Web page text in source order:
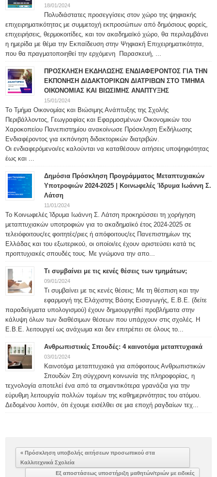
18/01/2024
Πολυδιάστατες προσεγγίσεις στον χώρο της ψηφιακής
επιχειρηματικότητας με συμμετοχή εκπροσώπων από δημόσιους φορείς,
επιχειρήσεις, θερμοκοιτίδες, και τον ακαδημαϊκό χώρο, θα περιλαμβάνει
η ημερίδα με θέμα την Εκπαίδευση στην Ψηφιακή Επιχειρηματικότητα,
που θα πραγματοποιηθεί την ερχόμενη Παρασκευή, ...
ΠΡΟΣΚΛΗΣΗ ΕΚΔΗΛΩΣΗΣ ΕΝΔΙΑΦΕΡΟΝΤΟΣ ΓΙΑ ΤΗΝ
ΕΚΠΟΝΗΣΗ ΔΙΔΑΚΤΟΡΙΚΩΝ ΔΙΑΤΡΙΒΩΝ ΣΤΟ ΤΜΗΜΑ
ΟΙΚΟΝΟΜΙΑΣ ΚΑΙ ΒΙΩΣΙΜΗΣ ΑΝΑΠΤΥΞΗΣ
15/01/2024
Το Τμήμα Οικονομίας και Βιώσιμης Ανάπτυξης της Σχολής
Περιβάλλοντος, Γεωγραφίας και Εφαρμοσμένων Οικονομικών του
Χαροκοπείου Πανεπιστημίου ανακοίνωσε Πρόσκληση Εκδήλωσης
Ενδιαφέροντος για εκπόνηση διδακτορικών διατριβών.
Οι ενδιαφερόμενοι/ες καλούνται να καταθέσουν αιτήσεις υποψηφιότητας
έως και ...
Δημόσια Πρόσκληση Προγράμματος Μεταπτυχιακών
Υποτροφιών 2024-2025 | Κοινωφελές Ίδρυμα Ιωάννη Σ.
Λάτση
11/01/2024
Το Κοινωφελές Ίδρυμα Ιωάννη Σ. Λάτση προκηρύσσει τη χορήγηση
μεταπτυχιακών υποτροφιών για το ακαδημαϊκό έτος 2024-2025 σε
τελειόφοιτους/ες φοιτητές/ριες ή απόφοιτους/ες Πανεπιστημίων της
Ελλάδας και του εξωτερικού, οι οποίοι/ες έχουν αριστεύσει κατά τις
προπτυχιακές σπουδές τους. Με γνώμονα την απο...
Τι συμβαίνει με τις κενές θέσεις των τμημάτων;
09/01/2024
Τι συμβαίνει με τις κενές θέσεις; Με τη θέσπιση και την
εφαρμογή της Ελάχιστης Βάσης Εισαγωγής, Ε.Β.Ε. (δείτε
παραδείγματα υπολογισμού) έχουν δημιουργηθεί προβλήματα στην
κάλυψη όλων των διαθέσιμων θέσεων που υπάρχουν στις σχολές. Η
Ε.Β.Ε. λειτουργεί ως ανάχωμα και δεν επιτρέπει σε όλους το...
Ανθρωπιστικές Σπουδές: 4 καινοτόμα μεταπτυχιακά
03/01/2024
Καινοτόμα μεταπτυχιακά για απόφοιτους Ανθρωπιστικών
Σπουδών Στη σύγχρονη κοινωνία της πληροφορίας, η
τεχνολογία αποτελεί ένα από τα σημαντικότερα γρανάζια για την
εύρυθμη λειτουργία πολλών τομέων της καθημερινότητας του ατόμου.
Δεδομένου λοιπόν, ότι έχουμε εισέλθει σε μια εποχή ραγδαίων τεχ...
« Πρόσκληση υποβολής αιτήσεων προσωπικού στα
Καλλιτεχνικά Σχολεία
Εξ αποστάσεως υποστήριξη μαθητών/τριών με ειδικές